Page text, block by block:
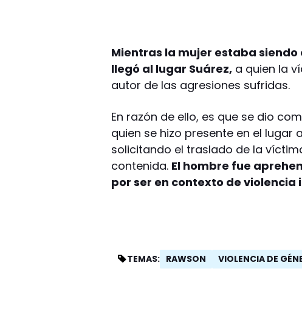
Mientras la mujer estaba
llegó al lugar Suárez, a quien la
autor de las agresiones sufridas.
En razón de ello, es que se dio
quien se hizo presente en el
solicitando el traslado de la
contenida. El hombre fue
por ser en contexto de
TEMAS: RAWSON VIOLENCIA DE